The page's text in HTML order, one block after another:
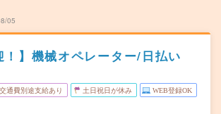
05
！】機械オペレーター/日払い
交通費別途支給あり 土日祝日が休み WEB登録OK